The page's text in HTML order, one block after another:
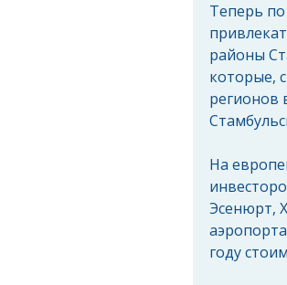
Теперь
районы
которые,
регионов
На
Эсенюрт,
году